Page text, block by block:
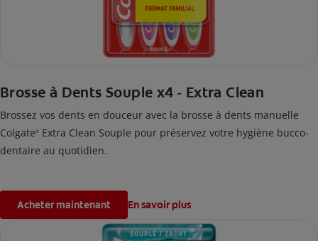
Brosse à Dents Souple x4 - Extra Clean
Brossez vos dents en douceur avec la brosse à dents manuelle
Colgate® Extra Clean Souple pour préservez votre hygiène bucco-
dentaire au quotidien.
Acheter maintenant En savoir plus